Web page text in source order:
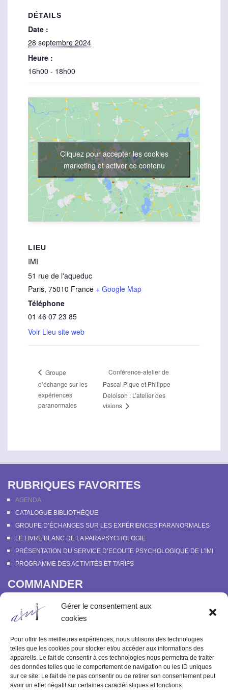
Gérer le consentement aux
cookies
Pour offrir les meilleures expériences, nous utilisons des technologies
telles que les cookies pour stocker et/ou accéder aux informations des
appareils. Le fait de consentir à ces technologies nous permettra de traiter
des données telles que le comportement de navigation ou les ID uniques
sur ce site. Le fait de ne pas consentir ou de retirer son consentement peut
avoir un effet négatif sur certaines caractéristiques et fonctions.
DÉTAILS
Date :
28 septembre 2024
Heure :
16h00 - 18h00
LIEU
IMI
51 rue de l'aqueduc
Paris, 75010 France + Google Map
Téléphone
01 46 07 23 85
Voir Lieu site web
Cliquez pour accepter les cookies
marketing et activer ce contenu
Groupe
d’échange sur les
expériences
paranormales
Conférence-atelier de
Pascal Pique et Philippe
Deloison : L’atelier des
visions
RUBRIQUES FAVORITES
AGENDA
CATALOGUE BIBLIOTHÈQUE
GROUPE D’ÉCHANGES SUR LES EXPÉRIENCES PARANORMALES
LE LIVRE BLANC DE LA PARAPSYCHOLOGIE
PRÉSENTATION DU SERVICE D’ECOUTE PSYCHOLOGIQUE DE L’IMI
PROGRAMME DES ACTIVITÉS ET TARIFS
COMMANDER
SOUTENIR L’INSTITUT MÉTAPSYCHIQUE
COMMANDER OU FEUILLETER “LE BULLETIN MÉTAPSYCHIQUE” ET
“MÉTAPSYCHIQUE”
ARCHIVES
ACTIVITÉS PASSÉES